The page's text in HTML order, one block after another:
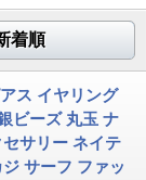
着順
ス イヤリング
ビーズ 丸玉 ナ
サリー ネイテ
サーフ ファッ